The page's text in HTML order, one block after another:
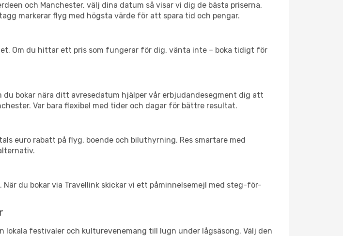
och Manchester, välj dina datum så visar vi dig de bästa priserna,
markerar flyg med högsta värde för att spara tid och pengar.
Om du hittar ett pris som fungerar för dig, vänta inte – boka tidigt för
bokar nära ditt avresedatum hjälper vår erbjudandesegment dig att
Var bara flexibel med tider och dagar för bättre resultat.
euro rabatt på flyg, boende och biluthyrning. Res smartare med
du bokar via Travellink skickar vi ett påminnelsemejl med steg-för-
festivaler och kulturevenemang till lugn under lågsäsong. Välj den